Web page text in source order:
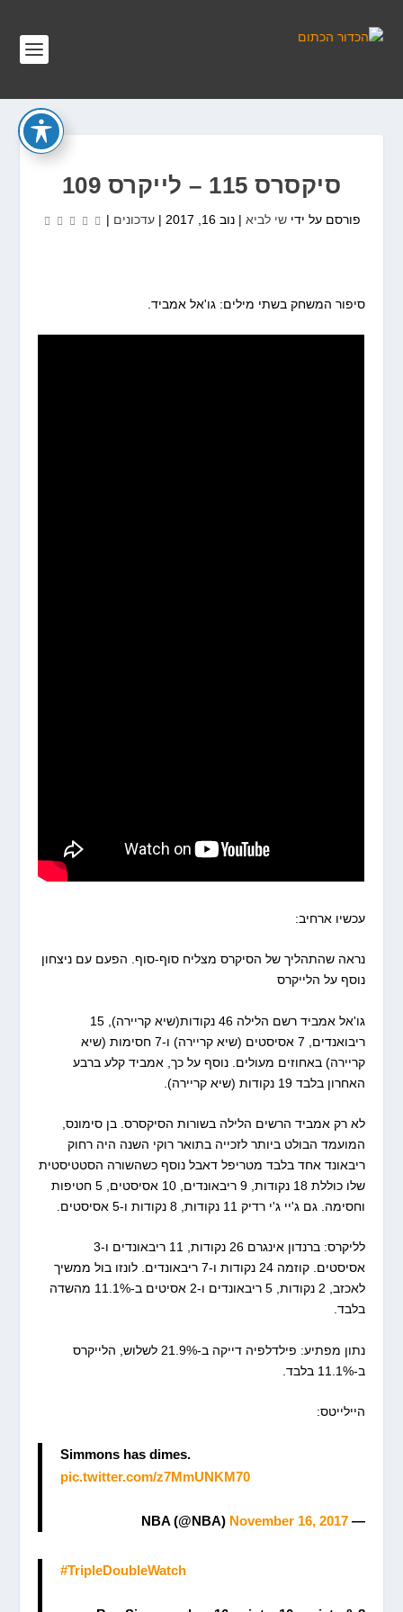
סיקסרס 115 – לייקרס 109
פורסם על ידישי לביא |נוב 16, 2017 |עדכונים |
סיפור המשחק בשתי מילים: גו'אל אמביד.
עכשיו ארחיב:
נראה שהתהליך של הסיקרס מצליח סוף-סוף. הפעם עם ניצחון
נוסף על הלייקרס
גו'אל אמביד רשם הלילה 46 נקודות(שיא קריירה), 15
ריבואנדים,
7 אסיסטים (שיא קריירה) ו-7 חסימות (שיא
קריירה) באחוזים מעולים. נוסף על כך, אמביד קלע ברבע
האחרון בלבד 19 נקודות (שיא קריירה).
לא רק אמביד הרשים הלילה בשורות הסיקסרס. בן סימונס,
המועמד הבולט ביותר לזכייה בתואר רוקי השנה היה רחוק
ריבאונד אחד בלבד מטריפל דאבל נוסף כשהשורה הסטטיסטית
שלו כוללת 18 נקודות, 9 ריבאונדים, 10 אסיסטים, 5 חטיפות
וחסימה. גם ג'יי ג'י רדיק 11 נקודות, 8 נקודות ו-5 אסיסטים.
לליקרס: ברנדון אינגרם 26 נקודות, 11 ריבאונדים ו-3
אסיסטים. קוזמה 24 נקודות ו-7 ריבאונדים. לונזו בול ממשיך
לאכזב, 2 נקודות, 5 ריבאונדים ו-2 אסיטים ב-11.1% מהשדה
בלבד.
נתון מפתיע: פילדלפיה דייקה ב-21.9% לשלוש, הלייקרס
ב-11.1% בלבד.
היילייטס:
Simmons has dimes.
pic.twitter.com/z7MmUNKM70
— NBA (@NBA)
November 16, 2017
#TripleDoubleWatch